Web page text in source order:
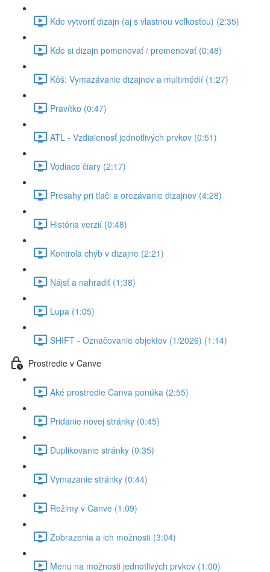
Kde vytvoriť dizajn (aj s vlastnou veľkosťou) (2:35)
Kde si dizajn pomenovať / premenovať (0:48)
Kôš: Vymazávanie dizajnov a multimédií (1:27)
Pravítko (0:47)
ATL - Vzdialenosť jednotlivých prvkov (0:51)
Vodiace čiary (2:17)
Presahy pri tlači a orezávanie dizajnov (4:28)
História verzií (0:48)
Kontrola chýb v dizajne (2:21)
Nájsť a nahradiť (1:38)
Lupa (1:05)
SHIFT - Označovanie objektov (1/2026) (1:14)
Prostredie v Canve
Aké prostredie Canva ponúka (2:55)
Pridanie novej stránky (0:45)
Duplikovanie stránky (0:35)
Vymazanie stránky (0:44)
Režimy v Canve (1:09)
Zobrazenia a ich možnosti (3:04)
Menu na možnosti jednotlivých prvkov (1:00)